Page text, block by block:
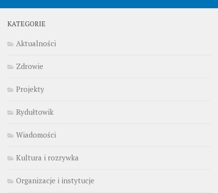
KATEGORIE
Aktualności
Zdrowie
Projekty
Rydułtowik
Wiadomości
Kultura i rozrywka
Organizacje i instytucje